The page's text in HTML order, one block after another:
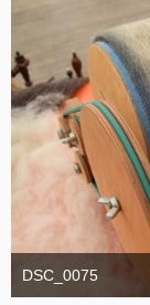
DSC_0075
1. September 2025